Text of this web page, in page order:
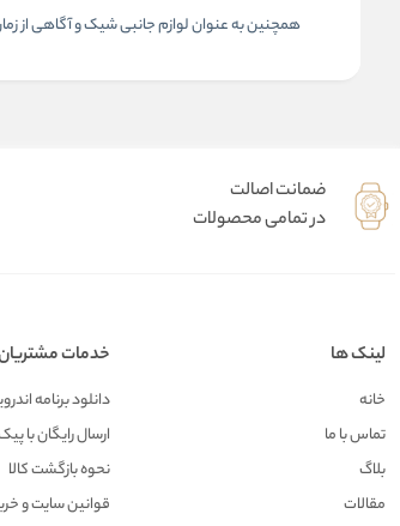
همچنین به عنوان لوازم جانبی شیک و آگاهی از
ضمانت اصالت
در تمامی محصولات
لینک ها
خانه
تماس با ما
بلاگ
مقالات
خدمات
دانلود برنامه
ارسال رایگان با
نحوه بازگشت کالا
قوانین سایت و